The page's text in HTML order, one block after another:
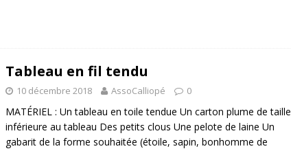
Tableau en fil tendu
10 décembre 2018 AssoCalliopé 0
MATÉRIEL : Un tableau en toile tendue Un carton plume de taille
inférieure au tableau Des petits clous Une pelote de laine Un
gabarit de la forme souhaitée (étoile, sapin, bonhomme de